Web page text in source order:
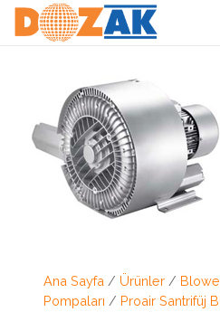
Ana Sayfa / Ürünler /
Pompaları / Proair Santrifüj